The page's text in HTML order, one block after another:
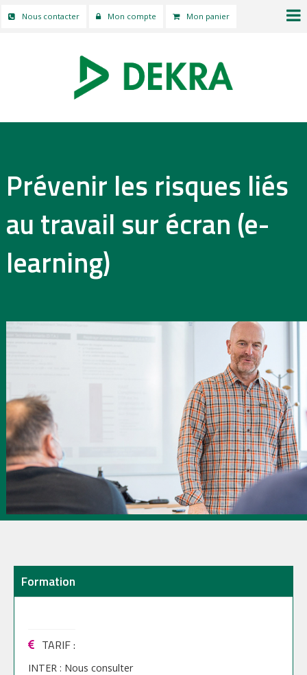
Nous contacter Mon compte Mon panier
Prévenir les risques liés
au travail sur écran (e-
learning)
Formation
TARIF:
INTER : Nous consulter